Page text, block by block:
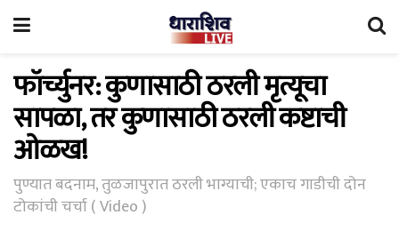
फॉर्च्युनर: कुणासाठी ठरली मृत्यूचा
सापळा, तर कुणासाठी ठरली कष्टाची
ओळख!
पुण्यात बदनाम, तुळजापुरात ठरली भाग्याची; एकाच गाडीची दोन
टोकांची चर्चा ( Video )